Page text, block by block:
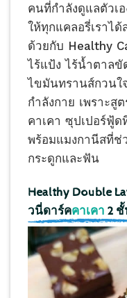
คนที่กำลังดูแลตัวเ
ให้ทุกแคลอรี่เราไ
ด้วยกับ Healthy
ไร้แป้ง ไร้น้ำตาล
ไขมันทรานส์กวนใ
กำลังกาย เพราะสู
คาเคา ซุปเปอร์ฟู้
พร้อมแมงกานีสที่ช่
กระดูกและฟัน
Healthy Double
วนี่ดาร์คคาเคา 2